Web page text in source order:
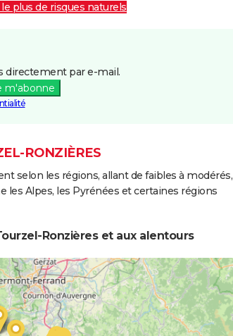
plus de risques naturels
directement par e-mail.
m'abonne
RONZIÈRES
selon les régions, allant de faibles à modérés,
les Alpes, les Pyrénées et certaines régions
Ronzières et aux alentours